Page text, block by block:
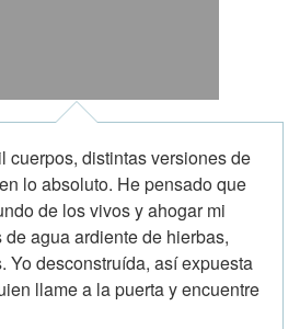
cuerpos, distintas versiones de
lo absoluto. He pensado que
de los vivos y ahogar mi
agua ardiente de hierbas,
Yo desconstruída, así expuesta
llame a la puerta y encuentre